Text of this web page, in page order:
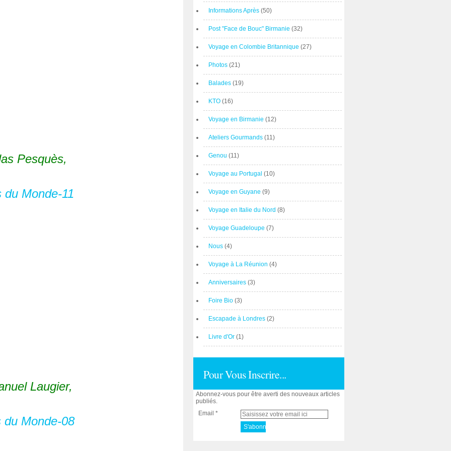
Pesquès,
Laugier,
Informations Après (50)
Post "Face de Bouc" Birmanie (32)
Voyage en Colombie Britannique (27)
Photos (21)
Balades (19)
KTO (16)
Voyage en Birmanie (12)
Ateliers Gourmands (11)
Genou (11)
Voyage au Portugal (10)
Voyage en Guyane (9)
Voyage en Italie du Nord (8)
Voyage Guadeloupe (7)
Nous (4)
Voyage à La Réunion (4)
Anniversaires (3)
Foire Bio (3)
Escapade à Londres (2)
Livre d'Or (1)
Pour Vous Inscrire...
Abonnez-vous pour être averti des nouveaux articles
publiés.
Email